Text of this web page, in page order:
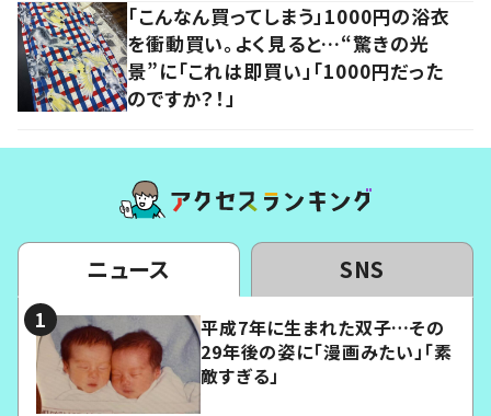
「こんなん買ってしまう」1000円の浴衣
を衝動買い。よく見ると…“驚きの光
景”に「これは即買い」「1000円だった
のですか？！」
ニュース SNS
平成7年に生まれた双子…その
29年後の姿に「漫画みたい」「素
敵すぎる」